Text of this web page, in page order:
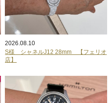
2026.08.10
S様 シャネルJ12 28mm 【フェリオ
店】